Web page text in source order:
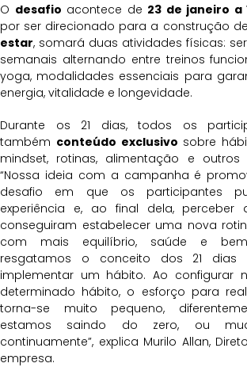
O desafio acontece de 23 de janeiro a
por ser direcionado para a construção de
estar, somará duas atividades físicas:
semanais alternando entre treinos
yoga, modalidades essenciais para
energia, vitalidade e longevidade.
Durante os 21 dias, todos os
também conteúdo exclusivo sobre
mindset, rotinas, alimentação e outros
“Nossa ideia com a campanha é
desafio em que os participantes
experiência e, ao final dela, perceber
conseguiram estabelecer uma nova
com mais equilíbrio, saúde e
resgatamos o conceito dos 21 dias
implementar um hábito. Ao configurar
determinado hábito, o esforço para
torna-se muito pequeno,
estamos saindo do zero, ou
continuamente”, explica Murilo Allan,
empresa.